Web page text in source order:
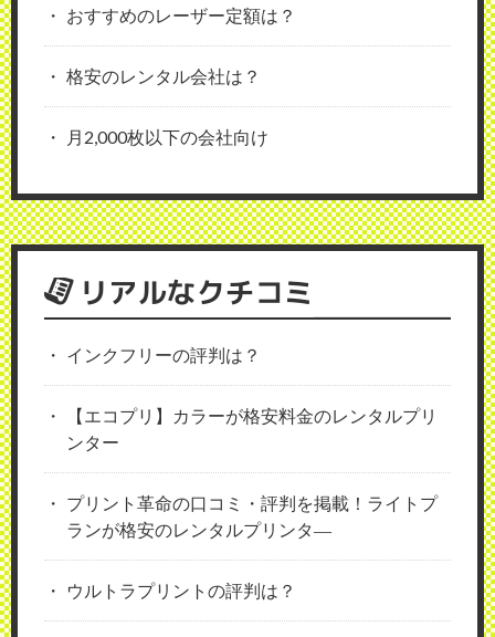
おすすめのレーザー定額は？
格安のレンタル会社は？
月2,000枚以下の会社向け
リアルなクチコミ
インクフリーの評判は？
【エコプリ】カラーが格安料金のレンタルプリ
ンター
プリント革命の口コミ・評判を掲載！ライトプ
ランが格安のレンタルプリンタ―
ウルトラプリントの評判は？